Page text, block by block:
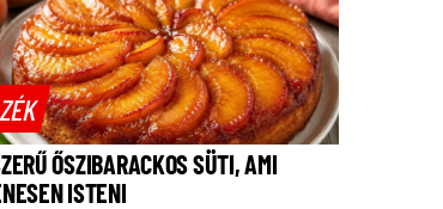
ŐSZIBARACKOS SÜTI, AMI
ISTENI